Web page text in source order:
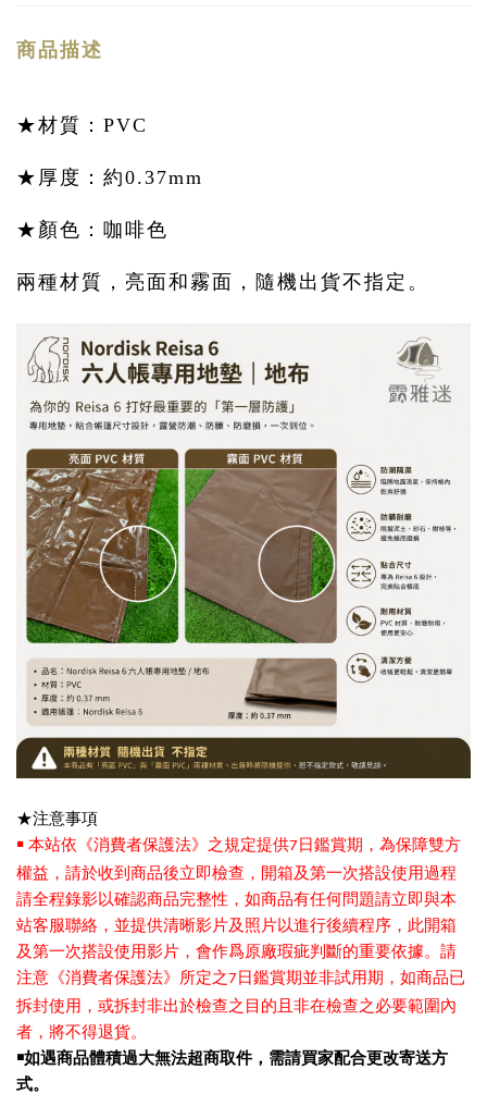
商品描述
★材質：PVC
★厚度：約0.37mm
★顏色：咖啡色
兩種材質，亮面和霧面，隨機出貨不指定。
★注意事項
￭ 本站依 《消費者保護法》 之規定提供7 日鑑賞期，為保障雙方
權益，請於收到商品後立即檢查，開箱及第一次搭設使用過程
請全程錄影以確認商品完整性，如商品有任何問題請立即與本
站客服聯絡，並提供清晰影片及照片以進行後續程序，此開箱
及第一次搭設使用影片，會作爲原廠瑕疵判斷的重要依據。請
注意 《消費者保護法》 所定之7 日鑑賞期並非試用期，如商品已
拆封使用，或拆封非出於檢查之目的且非在檢查之必要範圍內
者，將不得退貨。
￭如遇商品體積過大無法超商取件，需請買家配合更改寄送方
式。